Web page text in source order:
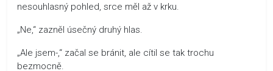
nesouhlasný pohled, srce měl až v krku.
„Ne,“ zazněl úsečný druhý hlas.
„Ale jsem-,“ začal se bránit, ale cítil se tak trochu
bezmocně.